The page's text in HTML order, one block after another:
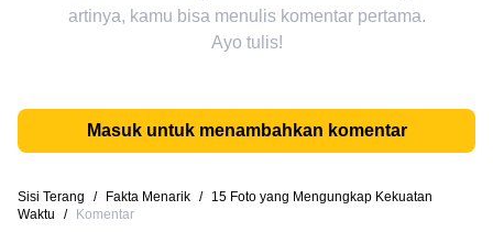
artinya, kamu bisa menulis komentar pertama.
Ayo tulis!
Masuk untuk menambahkan komentar
Sisi Terang / Fakta Menarik /
15 Foto yang Mengungkap Kekuatan
Waktu
/ Komentar